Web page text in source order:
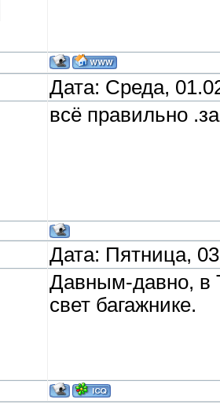
Дата: Среда,
всё правильно
Дата: Пятница,
Давным-давно, в
свет багажнике.